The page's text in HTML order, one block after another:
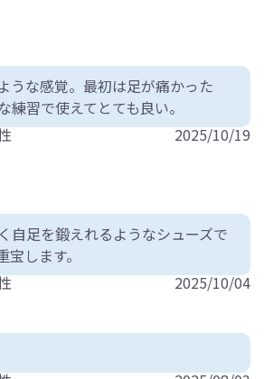
うな感覚。最初は足が痛かった
練習で使えてとても良い。
2025/10/19
自足を鍛えれるようなシューズで
します。
2025/10/04